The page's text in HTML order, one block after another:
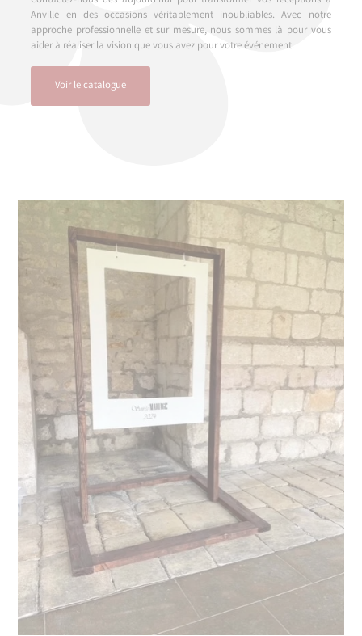
Anville en des occasions véritablement inoubliables. Avec notre
approche professionnelle et sur mesure, nous sommes là pour vous
aider à réaliser la vision que vous avez pour votre événement.
Voir le catalogue